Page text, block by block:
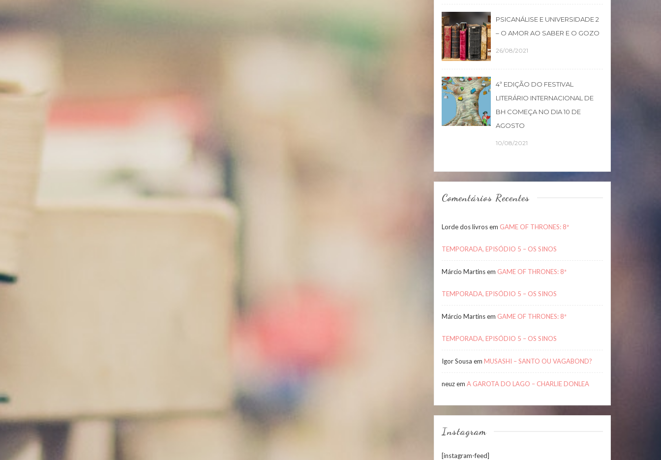
PSICANÁLISE E UNIVERSIDADE 2
– O AMOR AO SABER E O GOZO
26/08/2021
4ª EDIÇÃO DO FESTIVAL
LITERÁRIO INTERNACIONAL DE
BH COMEÇA NO DIA 10 DE
AGOSTO
10/08/2021
Comentários Recentes
Lorde dos livrosem GAME OF THRONES: 8ª
TEMPORADA, EPISÓDIO 5 – OS SINOS
Márcio Martinsem GAME OF THRONES: 8ª
TEMPORADA, EPISÓDIO 5 – OS SINOS
Márcio Martinsem GAME OF THRONES: 8ª
TEMPORADA, EPISÓDIO 5 – OS SINOS
Igor Sousa em MUSASHI – SANTO OU VAGABOND?
neuzem A GAROTA DO LAGO – CHARLIE DONLEA
Instagram
[instagram-feed]